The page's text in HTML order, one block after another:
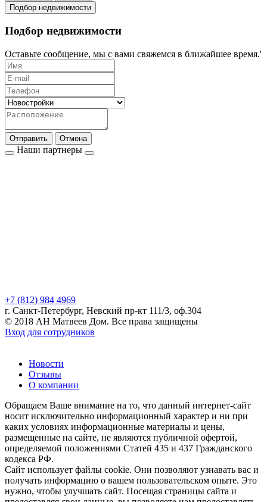
Подбор недвижимости
Подбор недвижимости
Оставьте сообщение, мы с вами свяжемся в ближайшее время.'
Отправить Отмена
Наши партнеры
+7 (812) 984 4969
г. Санкт-Петербург, Невский пр-кт 111/3, оф.304
© 2018 АН Матвеев Дом. Все права защищены
Вход для сотрудников
Новости
Отзывы
О компании
Обращаем Ваше внимание на то, что данный интернет-сайт
носит исключительно информационный характер и ни при
каких условиях информационные материалы и цены,
размещенные на сайте, не являются публичной офертой,
определяемой положениями Статей 435 и 437 Гражданского
кодекса РФ.
Сайт использует файлы cookie. Они позволяют узнавать вас и
получать информацию о вашем пользовательском опыте. Это
нужно, чтобы улучшать сайт. Посещая страницы сайта и